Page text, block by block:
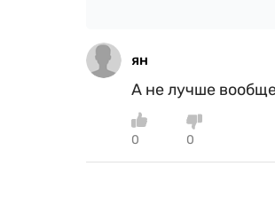
ян
А не лучше
0 0